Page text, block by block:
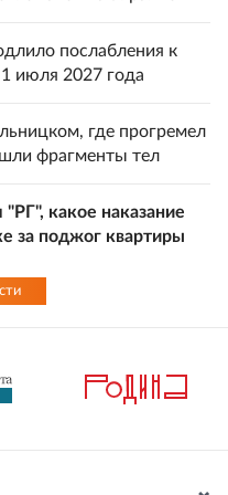
послабления к
июля 2027 года
где прогремел
фрагменты тел
"РГ", какое наказание
за поджог квартиры